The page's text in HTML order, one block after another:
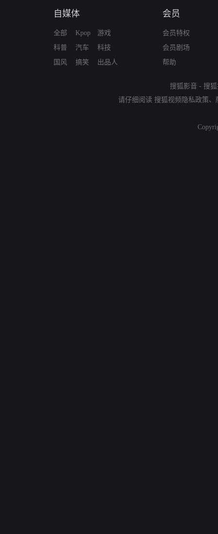
自媒体
全部
科普
国风
Kpop
汽车
搞笑
游戏
科技
出品人
会员
会员特权
会员剧场
帮助
搜狐影音 - 搜
请仔细阅读 搜狐视频隐私政策、